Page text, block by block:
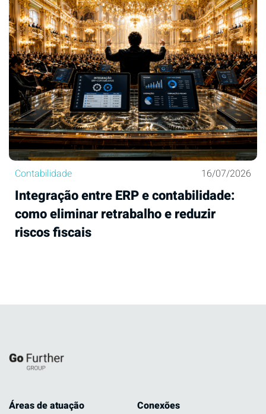
Contabilidade 16/07/2026
Integração entre ERP e contabilidade:
como eliminar retrabalho e reduzir
riscos fiscais
Áreas de atuação Conexões